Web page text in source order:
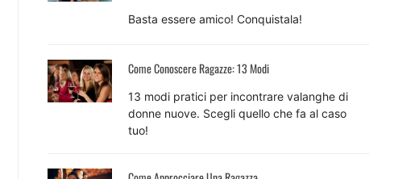
Basta essere amico! Conquistala!
Come Conoscere Ragazze: 13 Modi
13 modi pratici per incontrare valanghe di
donne nuove. Scegli quello che fa al caso
tuo!